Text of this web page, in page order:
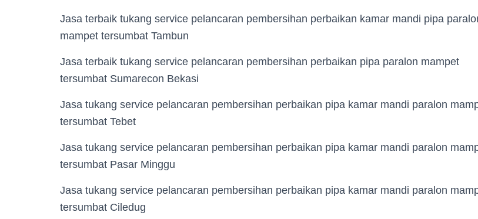
Jasa terbaik tukang service pelancaran pembersihan perbaikan kamar mandi pipa
mampet tersumbat Tambun
Jasa terbaik tukang service pelancaran pembersihan perbaikan pipa paralon mampet
tersumbat Sumarecon Bekasi
Jasa tukang service pelancaran pembersihan perbaikan pipa kamar mandi paralon
tersumbat Tebet
Jasa tukang service pelancaran pembersihan perbaikan pipa kamar mandi paralon
tersumbat Pasar Minggu
Jasa tukang service pelancaran pembersihan perbaikan pipa kamar mandi paralon
tersumbat Ciledug